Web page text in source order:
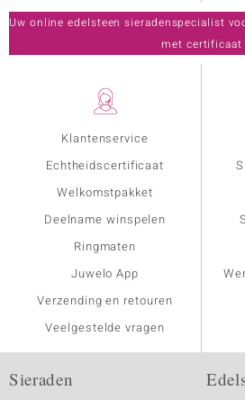
Klantenservice
Echtheidscertificaat
Welkomstpakket
Deelname winspelen
Ringmaten
Juwelo App
Verzending en retouren
Veelgestelde vragen
Uw online edelsteen sieradenspecialist
met certificaat
Sieraden